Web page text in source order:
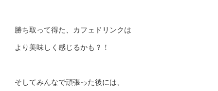
勝ち取って得た、カフェドリンクは
より美味しく感じるかも？！
そしてみんなで頑張った後には、